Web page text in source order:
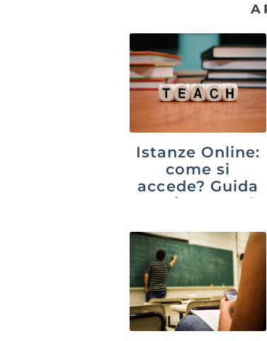
Istanze Online:
come si
accede? Guida
aggiornata al